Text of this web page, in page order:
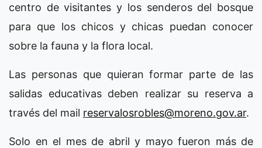
centro de visitantes y los senderos del bosque
para que los chicos y chicas puedan conocer
sobre la fauna y la flora local.
Las personas que quieran formar parte de las
salidas educativas deben realizar su reserva a
través del mail reservalosrobles@moreno.gov.ar.
Solo en el mes de abril y mayo fueron más de